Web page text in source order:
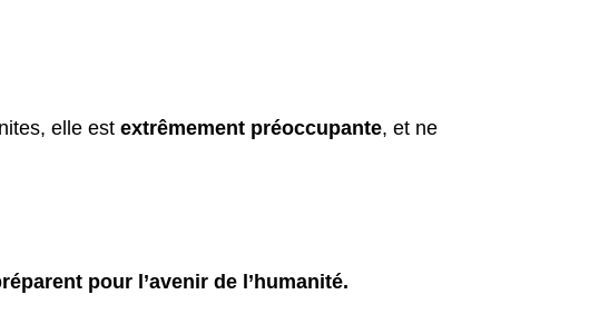
elle estextrêmement préoccupante, et ne
pour l’avenir de l’humanité.